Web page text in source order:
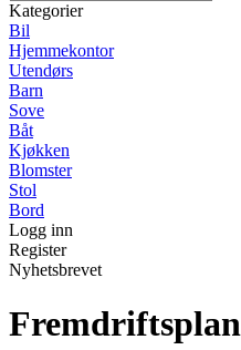
Kategorier
Bil
Hjemmekontor
Utendørs
Barn
Sove
Båt
Kjøkken
Blomster
Stol
Bord
Logg inn
Register
Nyhetsbrevet